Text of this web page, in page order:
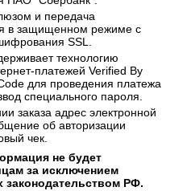
перенаправлены на
для ввода реквизитов
персональной
ПАО "Сбербанк".
и передача
в защищенном режиме с
SSL.
технологию
платежей Verified By
для проведения платежа
специального пароля.